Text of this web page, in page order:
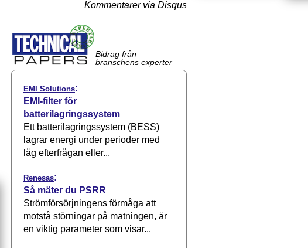
Kommentarer via Disqus
Bidrag från
branschens experter
EMI Solutions:
EMI-filter för
batterilagringssystem
Ett batterilagringssystem (BESS)
lagrar energi under perioder med
låg efterfrågan eller...
Renesas:
Så mäter du PSRR
Strömförsörjningens förmåga att
motstå störningar på matningen, är
en viktig parameter som visar...